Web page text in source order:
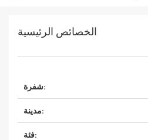
الخصائص الرئيسية
شفرة:
مدينة:
فئة: